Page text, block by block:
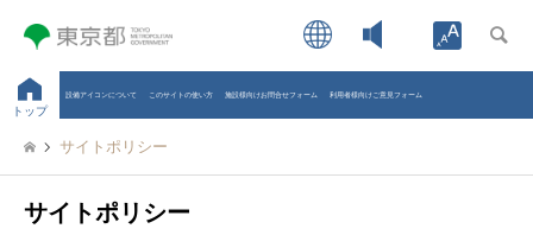
Open
トップ
設備アイコンについて このサイトの使い方 施設様向けお問合せフォーム 利用者様向けご意見フォーム
サイトポリシー
サイトポリシー